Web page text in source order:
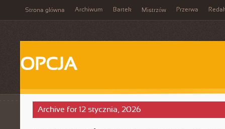
Strona główna Archiwum Bartek Mistrzów Przerwa
OPCJA
Archive for 12 stycznia, 2026